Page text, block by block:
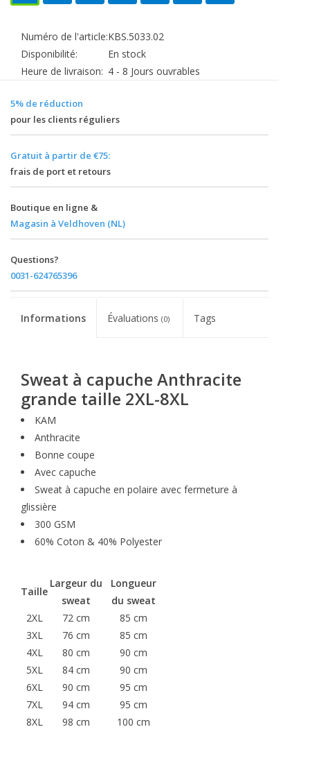
Numéro de l'article:KBS.5033.02
Disponibilité:
En stock
Heure de livraison: 4 - 8 Jours ouvrables
5% de réduction
pour les clients réguliers
Gratuit à partir de €75:
frais de port et retours
Boutique en ligne &
Magasin à Veldhoven (NL)
Questions?
0031-624765396
Informations Évaluations(0) Tags
Sweat à capuche Anthracite
grande taille 2XL-8XL
KAM
Anthracite
Bonne coupe
Avec capuche
Sweat à capuche en polaire avec fermeture à
glissière
300 GSM
60% Coton & 40% Polyester
Taille
Largeur du
sweat
Longueur
du sweat
2XL
72 cm
85 cm
3XL
76 cm
85 cm
4XL
80 cm
90 cm
5XL
84 cm
90 cm
6XL
90 cm
95 cm
7XL
94 cm
95 cm
8XL
98 cm 100 cm